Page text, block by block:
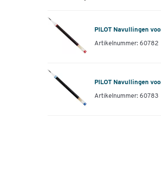
PILOT Navullingen
Artikelnummer: 60782
PILOT Navullingen
Artikelnummer: 60783